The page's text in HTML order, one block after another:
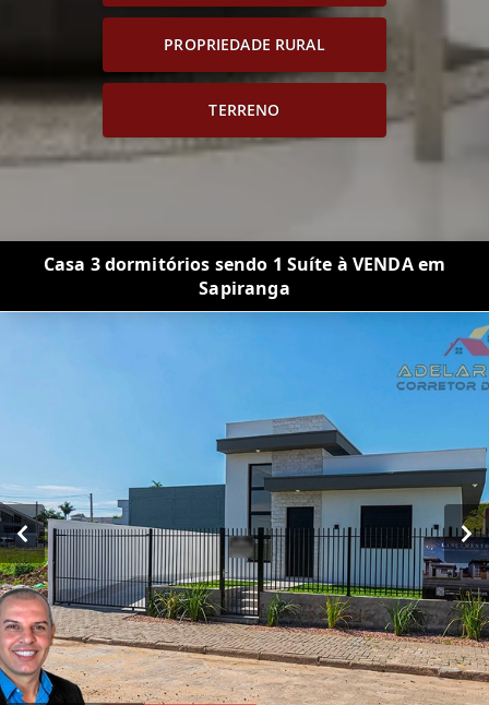
PROPRIEDADE RURAL
TERRENO
Casa 3 dormitórios sendo 1 Suíte à VENDA em
Sapiranga